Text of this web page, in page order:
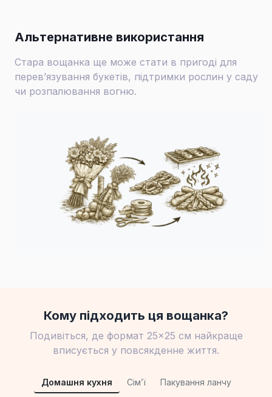
Альтернативне використання
Стара вощанка ще може стати в пригоді для
перев’язування букетів, підтримки рослин у саду
чи розпалювання вогню.
Кому підходить ця вощанка?
Подивіться, де формат 25×25 см найкраще
вписується у повсякденне життя.
Домашня кухня Сімʼї Пакування ланчу